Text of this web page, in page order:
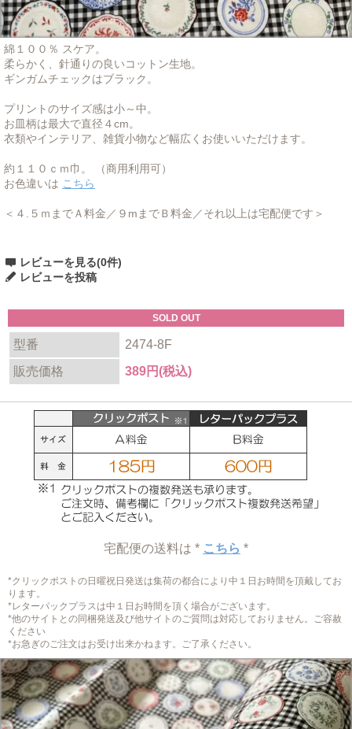
綿１００％ スケア。
柔らかく、針通りの良いコットン生地。
ギンガムチェックはブラック。
プリントのサイズ感は小～中。
お皿柄は最大で直径４cm。
衣類やインテリア、雑貨小物など幅広くお使いいただけます。
約１１０ｃｍ巾。 （商用利用可）
お色違いは こちら
＜４.５ｍまでＡ料金／９mまでＢ料金／それ以上は宅配便です＞
レビューを見る(0件)
レビューを投稿
SOLD OUT
型番
2474-8F
販売価格
389円(税込)
宅配便の送料は * こちら *
*クリックポストの日曜祝日発送は集荷の都合により中１日お時間を頂戴してお
ります。
*レターパックプラスは中１日お時間を頂く場合がございます。
*他のサイトとの同梱発送及び他サイトのご質問は対応しておりません。ご容赦
ください
*お急ぎのご注文はお受け出来かねます。ご了承ください。